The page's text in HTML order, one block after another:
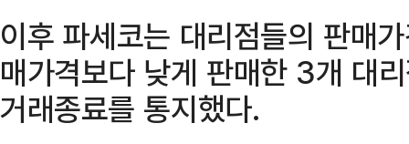
이후 파세코는 대리점들의 판매
매가격보다 낮게 판매한 3개 대
거래종료를 통지했다.